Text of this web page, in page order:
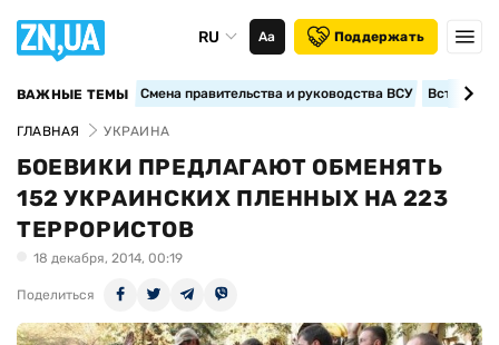
RU Аа Поддержать
ВАЖНЫЕ ТЕМЫ Смена правительства и руководства ВСУ
ГЛАВНАЯ УКРАИНА
БОЕВИКИ ПРЕДЛАГАЮТ ОБМЕНЯТЬ
152 УКРАИНСКИХ ПЛЕННЫХ НА 223
ТЕРРОРИСТОВ
18 декабря, 2014, 00:19
Поделиться